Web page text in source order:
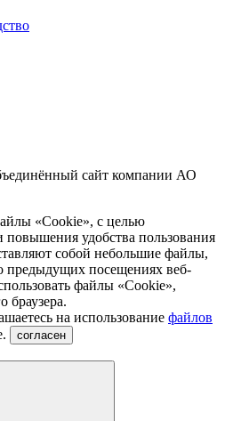
сайт компании АО
«Сookie», с целью
повышения удобства пользования
собой небольшие файлы,
посещениях веб-
файлы «Сookie»,
браузера.
на использование файлов
согласен